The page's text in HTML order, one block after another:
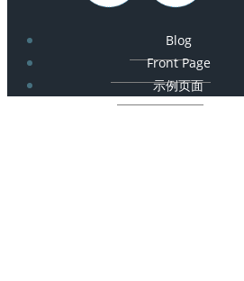
Blog
Front Page
示例页面